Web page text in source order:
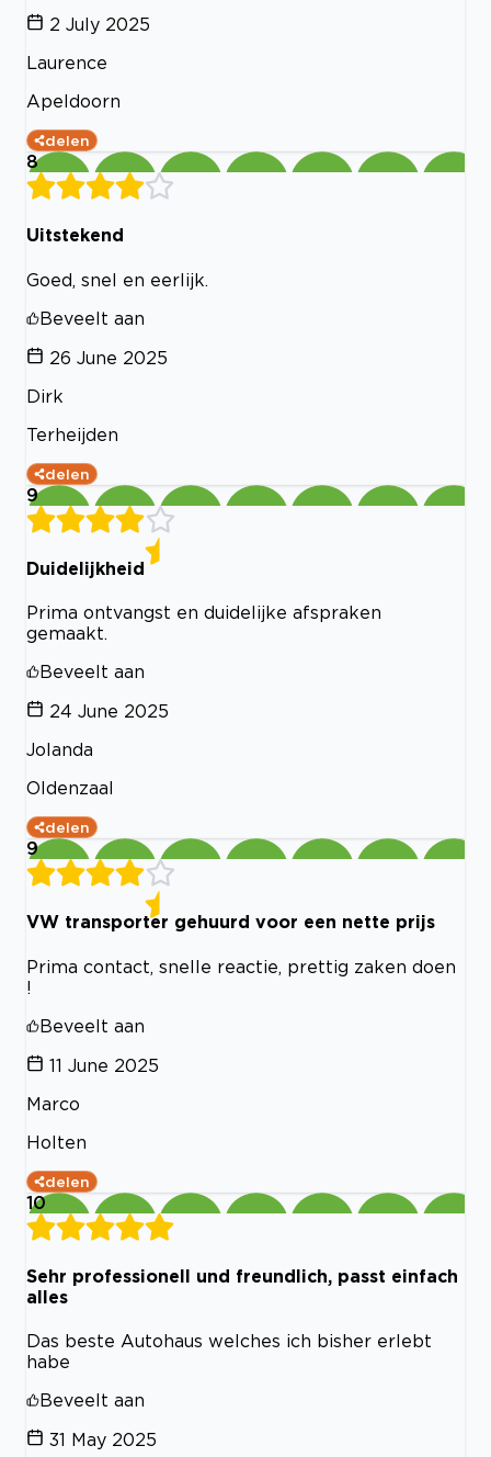
2 July 2025
Laurence
Apeldoorn
delen
8
Uitstekend
Goed, snel en eerlijk.
Beveelt aan
26 June 2025
Dirk
Terheijden
delen
9
Duidelijkheid
Prima ontvangst en duidelijke afspraken
gemaakt.
Beveelt aan
24 June 2025
Jolanda
Oldenzaal
delen
9
VW transporter gehuurd voor een nette prijs
Prima contact, snelle reactie, prettig zaken doen
!
Beveelt aan
11 June 2025
Marco
Holten
delen
10
Sehr professionell und freundlich, passt einfach
alles
Das beste Autohaus welches ich bisher erlebt
habe
Beveelt aan
31 May 2025